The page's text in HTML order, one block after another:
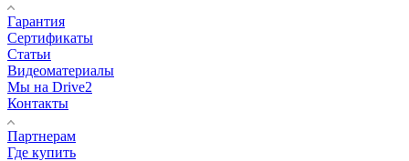
Гарантия
Сертификаты
Статьи
Видеоматериалы
Мы на Drive2
Контакты
Партнерам
Где купить